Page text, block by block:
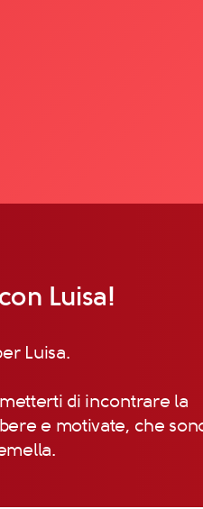
Luisa!
Luisa.
di incontrare la
e motivate, che